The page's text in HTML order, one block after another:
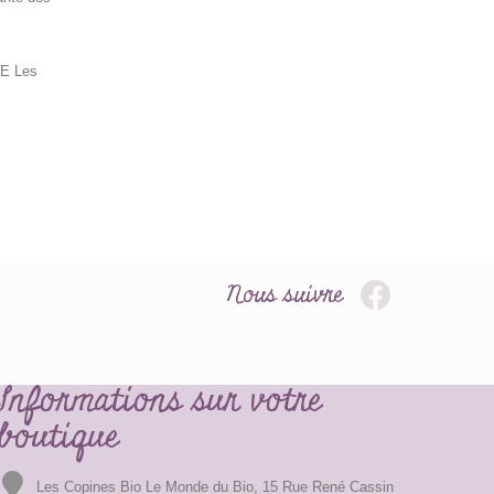
Les
Nous suivre
sur votre
Les Copines Bio Le Monde du Bio, 15 Rue René Cassin